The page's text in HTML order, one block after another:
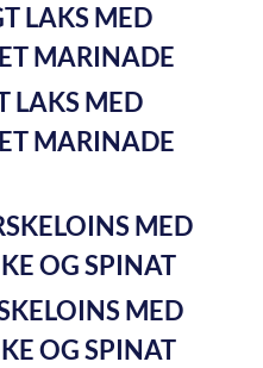
LAKS MED
MARINADE
MED
OG SPINAT